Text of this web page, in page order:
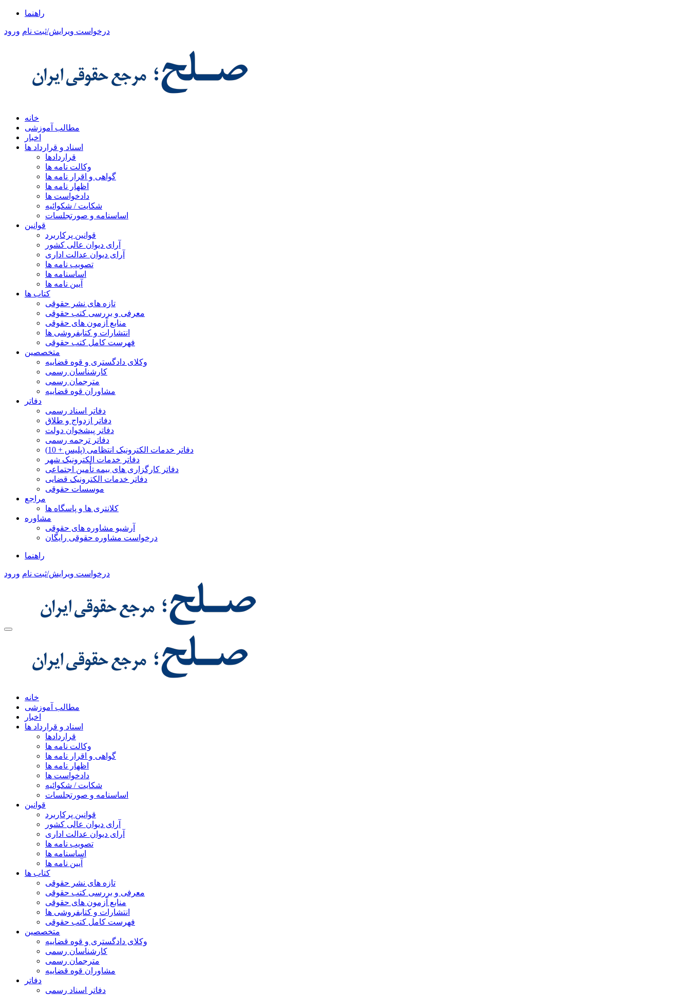
راهنما
درخواست ویرایش/ثبت نام ورود
خانه
مطالب آموزشی
اخبار
اسناد و قرارداد ها
قراردادها
وکالت نامه ها
گواهی و اقرار نامه ها
اظهار نامه ها
دادخواست ها
شکایت / شکوائیه
اساسنامه و صورتجلسات
قوانین
قوانین پرکاربرد
آرای دیوان عالی کشور
آرای دیوان عدالت اداری
تصویب نامه ها
اساسنامه ها
آیین نامه ها
کتاب ها
تازه های نشر حقوقی
معرفی و بررسی کتب حقوقی
منابع آزمون های حقوقی
انتشارات و کتابفروشی ها
فهرست کامل کتب حقوقی
متخصصین
وکلای دادگستری و قوه قضاییه
کارشناسان رسمی
مترجمان رسمی
مشاوران قوه قضاییه
دفاتر
دفاتر اسناد رسمی
دفاتر ازدواج و طلاق
دفاتر پیشخوان دولت
دفاتر ترجمه رسمی
دفاتر خدمات الکترونیک انتظامی (پلیس + 10)
دفاتر خدمات الکترونیک شهر
دفاتر کارگزاری های بیمه تأمین اجتماعی
دفاتر خدمات الکترونیک قضایی
موسسات حقوقی
مراجع
کلانتری ها و پاسگاه ها
مشاوره
آرشیو مشاوره های حقوقی
درخواست مشاوره حقوقی رایگان
راهنما
درخواست ویرایش/ثبت نام ورود
خانه
مطالب آموزشی
اخبار
اسناد و قرارداد ها
قراردادها
وکالت نامه ها
گواهی و اقرار نامه ها
اظهار نامه ها
دادخواست ها
شکایت / شکوائیه
اساسنامه و صورتجلسات
قوانین
قوانین پرکاربرد
آرای دیوان عالی کشور
آرای دیوان عدالت اداری
تصویب نامه ها
اساسنامه ها
آیین نامه ها
کتاب ها
تازه های نشر حقوقی
معرفی و بررسی کتب حقوقی
منابع آزمون های حقوقی
انتشارات و کتابفروشی ها
فهرست کامل کتب حقوقی
متخصصین
وکلای دادگستری و قوه قضاییه
کارشناسان رسمی
مترجمان رسمی
مشاوران قوه قضاییه
دفاتر
دفاتر اسناد رسمی